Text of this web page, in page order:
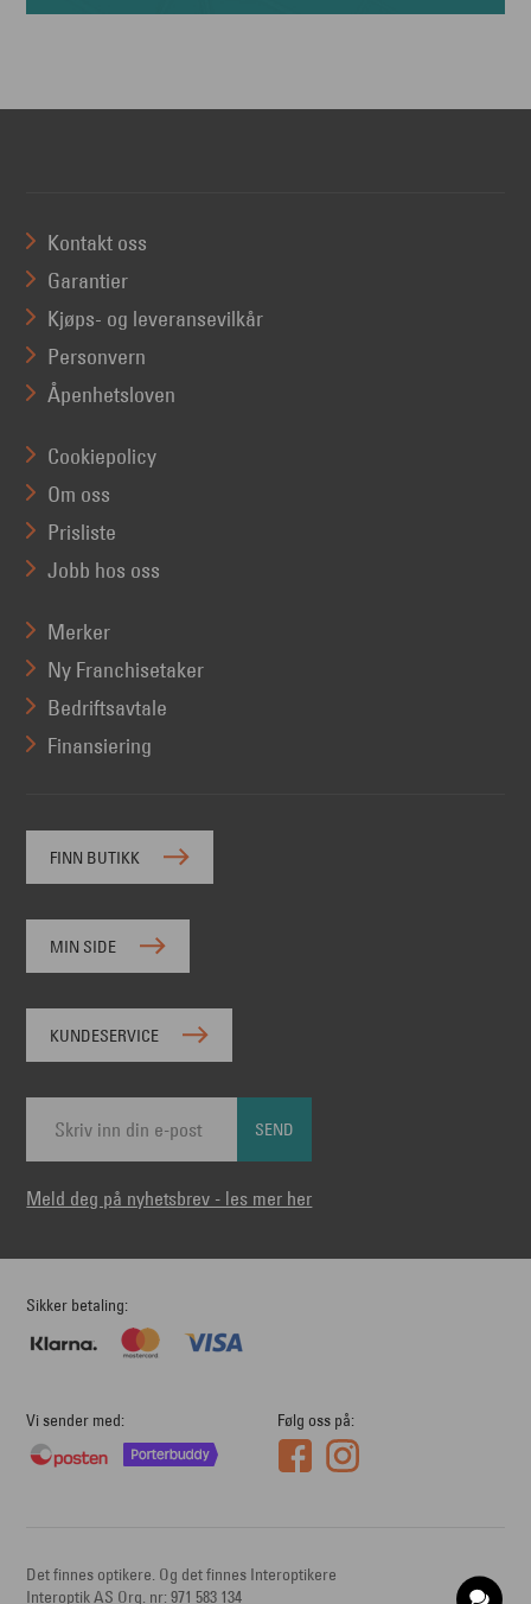
Kontakt oss
Garantier
Kjøps- og leveransevilkår
Personvern
Åpenhetsloven
Cookiepolicy
Om oss
Prisliste
Jobb hos oss
Merker
Ny Franchisetaker
Bedriftsavtale
Finansiering
FINN BUTIKK
MIN SIDE
KUNDESERVICE
SEND
Meld deg på nyhetsbrev - les mer her
Sikker betaling
Vi sender med Følg oss på
Det finnes optikere. Og det finnes Interoptikere
Interoptik AS Org. nr: 971 583 134